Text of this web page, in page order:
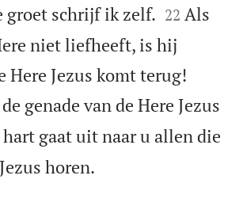
groet schrijf ik zelf. 

22 Als
niet liefheeft, is hij
Here Jezus komt terug!
genade van de Here Jezus
gaat uit naar u allen die
horen.